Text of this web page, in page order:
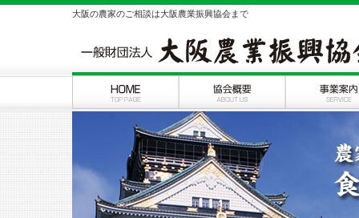
大阪の農家のご相談は大阪農業振興協会まで